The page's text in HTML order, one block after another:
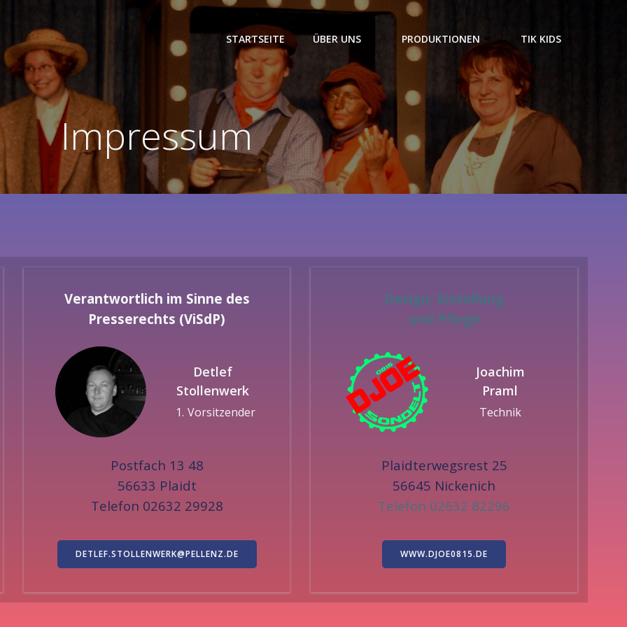
STARTSEITE ÜBER UNS PRODUKTIONEN TIK KIDS
Impressum
Verantwortlich im Sinne des
Presserechts (ViSdP)
Detlef
Stollenwerk
Vorsitzender
Postfach 13 48
56633 Plaidt
Telefon 02632 29928
DETLEF.STOLLENWERK@PELLENZ.DE
Design, Erstellung
und Pflege
Joachim
Praml
Technik
Plaidterwegsrest 25
56645 Nickenich
Telefon 02632 82296
WWW.DJOE0815.DE